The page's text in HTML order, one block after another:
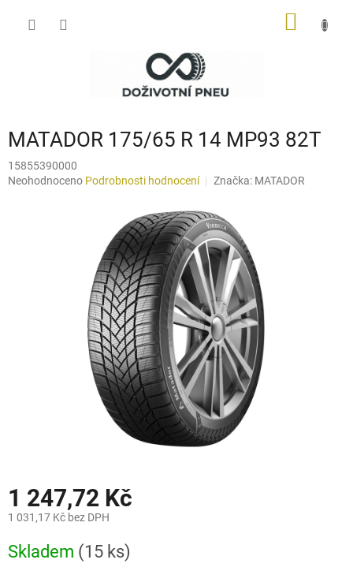
MATADOR 175/65 R 14 MP93 82T
15855390000
Průměrné
Neohodnoceno Podrobnosti hodnocení Značka: MATADOR
1 247,72 Kč
1 031,17 Kč bez DPH
cena:
Skladem (15 ks)